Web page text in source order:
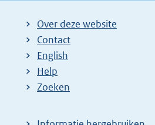
Over deze website
Contact
English
Help
Zoeken